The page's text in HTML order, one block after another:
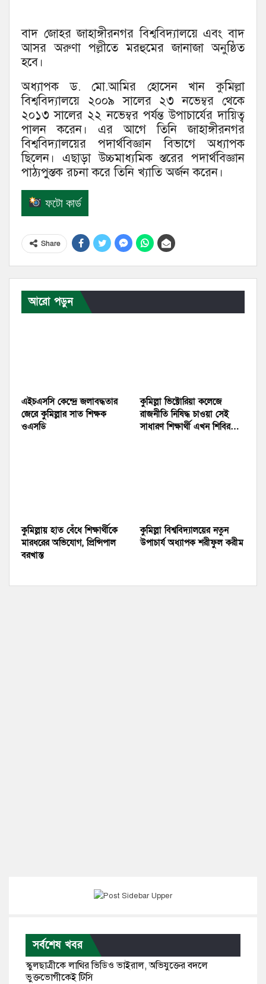
বাদ জোহর জাহাঙ্গীরনগর বিশ্ববিদ্যালয়ে এবং বাদ
আসর অরুণা পল্লীতে মরহুমের জানাজা অনুষ্ঠিত
হবে।
অধ্যাপক ড. মো.আমির হোসেন খান কুমিল্লা
বিশ্ববিদ্যালয়ে ২০০৯ সালের ২৩ নভেম্বর থেকে
২০১৩ সালের ২২ নভেম্বর পর্যন্ত উপাচার্যের দায়িত্ব
পালন করেন। এর আগে তিনি জাহাঙ্গীরনগর
বিশ্ববিদ্যালয়ের পদার্থবিজ্ঞান বিভাগে অধ্যাপক
ছিলেন। এছাড়া উচ্চমাধ্যমিক স্তরের পদার্থবিজ্ঞান
পাঠ্যপুস্তক রচনা করে তিনি খ্যাতি অর্জন করেন।
ফটো কার্ড
Share
আরো পড়ুন
এইচএসসি কেন্দ্রে জলাবদ্ধতার
জেরে কুমিল্লার সাত শিক্ষক
ওএসডি
কুমিল্লা ভিক্টোরিয়া কলেজে
রাজনীতি নিষিদ্ধ চাওয়া সেই
সাধারণ শিক্ষার্থী এখন শিবির…
কুমিল্লায় হাত বেঁধে শিক্ষার্থীকে
মারধরের অভিযোগ, প্রিন্সিপাল
বরখাস্ত
কুমিল্লা বিশ্ববিদ্যালয়ের নতুন
উপাচার্য অধ্যাপক শরীফুল করীম
সর্বশেষ খবর
স্কুলছাত্রীকে লাথির ভিডিও ভাইরাল, অভিযুক্তের বদলে
ভুক্তভোগীকেই টিসি